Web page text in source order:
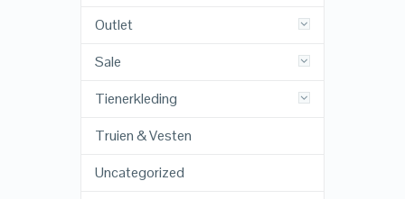
Outlet
Sale
Tienerkleding
Truien & Vesten
Uncategorized